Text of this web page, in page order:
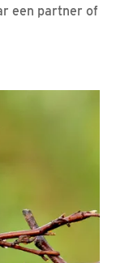
een partner of